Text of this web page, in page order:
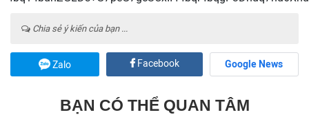
Chia sẻ ý kiến của bạn ...
Zalo Facebook Google News
BẠN CÓ THỂ QUAN TÂM